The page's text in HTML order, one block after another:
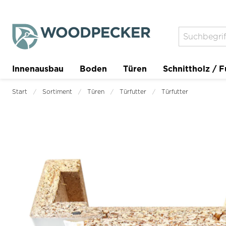
Innenausbau Boden Türen Schnittholz /
Trockenbau Planer
Start Sortiment Türen Türfutter Türfutter